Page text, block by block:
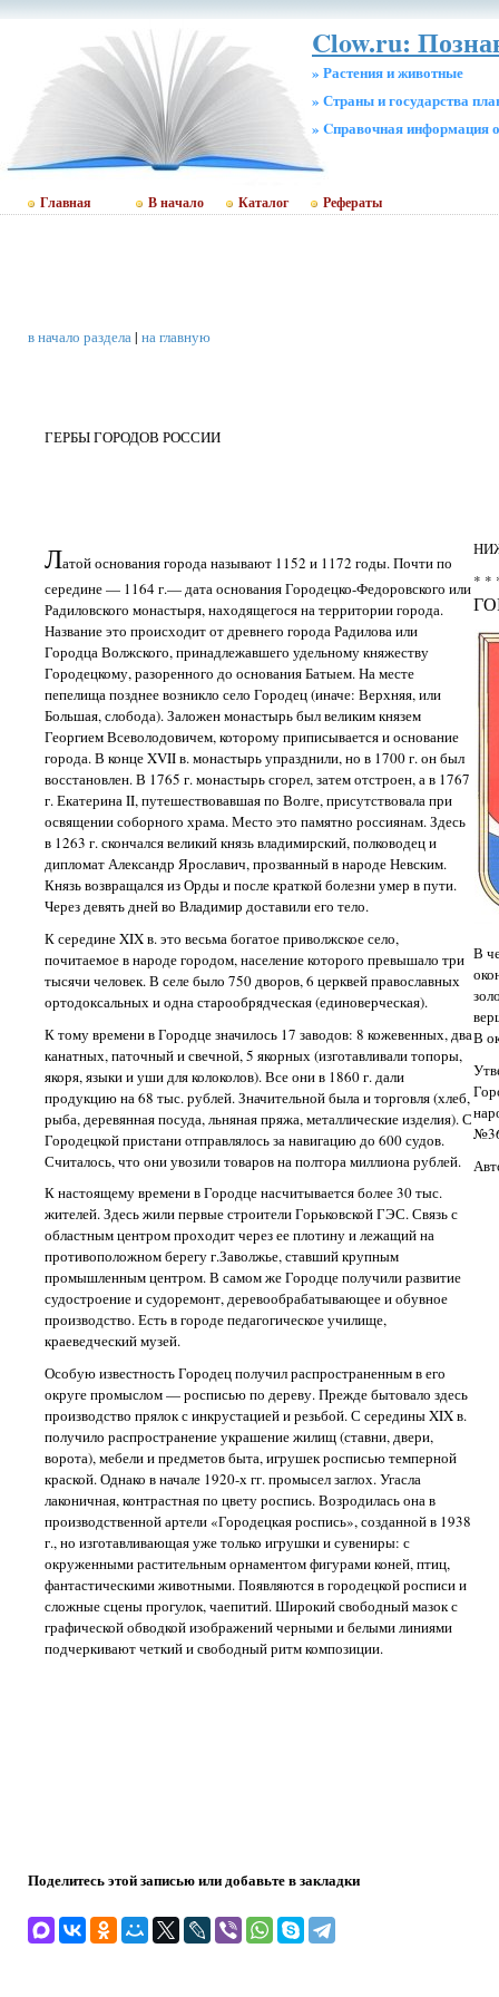
Clow.ru:
» Растения и животные
» Страны и государства
» Cправочная информация
Главная В начало Каталог Рефераты
в начало раздела| на главную
ГЕРБЫ ГОРОДОВ РОССИИ
Латой основания города называют 1152 и 1172 годы. Почти по
середине — 1164 г.— дата основания Городецко-Федоровского или
Радиловского монастыря, находящегося на территории города.
Название это происходит от древнего города Радилова или
Городца Волжского, принадлежавшего удельному княжеству
Городецкому, разоренного до основания Батыем. На месте
пепелища позднее возникло село Городец (иначе: Верхняя, или
Большая, слобода). Заложен монастырь был великим князем
Георгием Всеволодовичем, которому приписывается и основание
города. В конце XVII в. монастырь упразднили, но в 1700 г. он был
восстановлен. В 1765 г. монастырь сгорел, затем отстроен, а в 1767
г. Екатерина II, путешествовавшая по Волге, присутствовала при
освящении соборного храма. Место это памятно россиянам. Здесь
в 1263 г. скончался великий князь владимирский, полководец и
дипломат Александр Ярославич, прозванный в народе Невским.
Князь возвращался из Орды и после краткой болезни умер в пути.
Через девять дней во Владимир доставили его тело.
К середине XIX в. это весьма богатое приволжское село,
почитаемое в народе городом, население которого превышало три
тысячи человек. В селе было 750 дворов, 6 церквей православных
ортодоксальных и одна старообрядческая (единоверческая).
К тому времени в Городце значилось 17 заводов: 8 кожевенных, два
канатных, паточный и свечной, 5 якорных (изготавливали топоры,
якоря, языки и уши для колоколов). Все они в 1860 г. дали
продукцию на 68 тыс. рублей. Значительной была и торговля (хлеб,
рыба, деревянная посуда, льняная пряжа, металлические изделия). С
Городецкой пристани отправлялось за навигацию до 600 судов.
Считалось, что они увозили товаров на полтора миллиона рублей.
К настоящему времени в Городце насчитывается более 30 тыс.
жителей. Здесь жили первые строители Горьковской ГЭС. Связь с
областным центром проходит через ее плотину и лежащий на
противоположном берегу г.Заволжье, ставший крупным
промышленным центром. В самом же Городце получили развитие
судостроение и судоремонт, деревообрабатывающее и обувное
производство. Есть в городе педагогическое училище,
краеведческий музей.
Особую известность Городец получил распространенным в его
округе промыслом — росписью по дереву. Прежде бытовало здесь
производство прялок с инкрустацией и резьбой. С середины XIX в.
получило распространение украшение жилищ (ставни, двери,
ворота), мебели и предметов быта, игрушек росписью темперной
краской. Однако в начале 1920-х гг. промысел заглох. Угасла
лаконичная, контрастная по цвету роспись. Возродилась она в
производственной артели «Городецкая роспись», созданной в 1938
г., но изготавливающая уже только игрушки и сувениры: с
окруженными растительным орнаментом фигурами коней, птиц,
фантастическими животными. Появляются в городецкой росписи и
сложные сцены прогулок, чаепитий. Широкий свободный мазок с
графической обводкой изображений черными и белыми линиями
подчеркивают четкий и свободный ритм композиции.
* *
В
В
Поделитесь этой записью или добавьте в закладки